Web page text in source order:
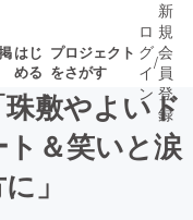
はじ
める
プロジェクト
をさがす
了が近いプ
クト
ロ
グ
イ
ン
/
新
規
会
員
登
録
敷やよいド
＆笑いと涙
」